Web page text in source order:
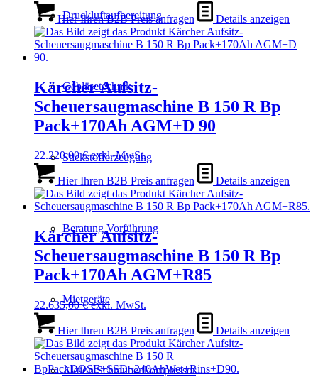
Druckluftaufbereitung
Gebläsetechnik
Stickstofferzeugung
Beratung Vorführung
Mietgeräte
Aktion Schraubenkompressor
Hier Ihren B2B Preis anfragen Details anzeigen
Kärcher Aufsitz-
Scheuersaugmaschine B 150 R Bp
Pack+170Ah AGM+D 90
22.220,00€exkl. MwSt.
Hier Ihren B2B Preis anfragen Details anzeigen
Kärcher Aufsitz-
Scheuersaugmaschine B 150 R Bp
Pack+170Ah AGM+R85
22.635,00€exkl. MwSt.
Hier Ihren B2B Preis anfragen Details anzeigen